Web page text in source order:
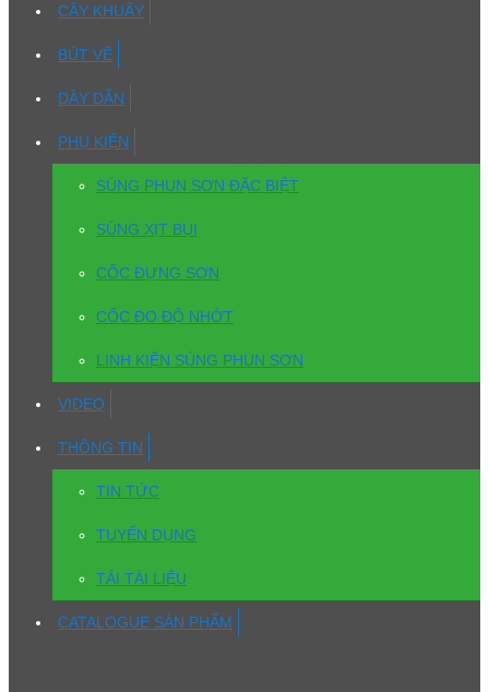
CÂY KHUẤY
BÚT VẼ
DÂY DẪN
PHỤ KIỆN
SÚNG PHUN SƠN ĐẶC BIỆT
SÚNG XỊT BỤI
CỐC ĐỰNG SƠN
CỐC ĐO ĐỘ NHỚT
LINH KIỆN SÚNG PHUN SƠN
VIDEO
THÔNG TIN
TIN TỨC
TUYỂN DỤNG
TẢI TÀI LIỆU
CATALOGUE SẢN PHẨM